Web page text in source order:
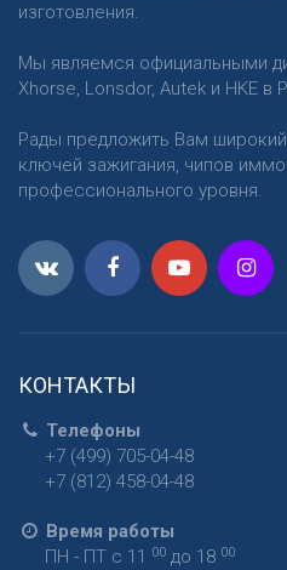
изготовления.
Мы являемся официальными
Xhorse, Lonsdor, Autek и HKE в
Рады предложить Вам
ключей зажигания, чипов
профессионального уровня.
КОНТАКТЫ
Телефоны
+7 (499) 705-04-48
+7 (812) 458-04-48
Время работы
ПН - ПТ с 11
00 до 18 00